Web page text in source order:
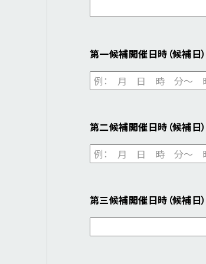
第一候補開催日時（候補日）
第二候補開催日時（候補日）
第三候補開催日時（候補日）